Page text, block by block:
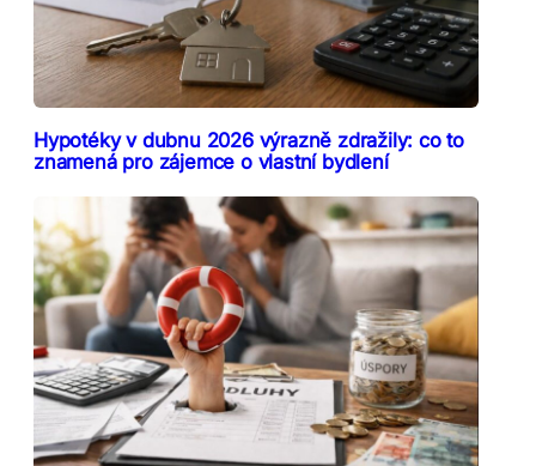
Hypotéky v dubnu 2026 výrazně zdražily: co to
znamená pro zájemce o vlastní bydlení